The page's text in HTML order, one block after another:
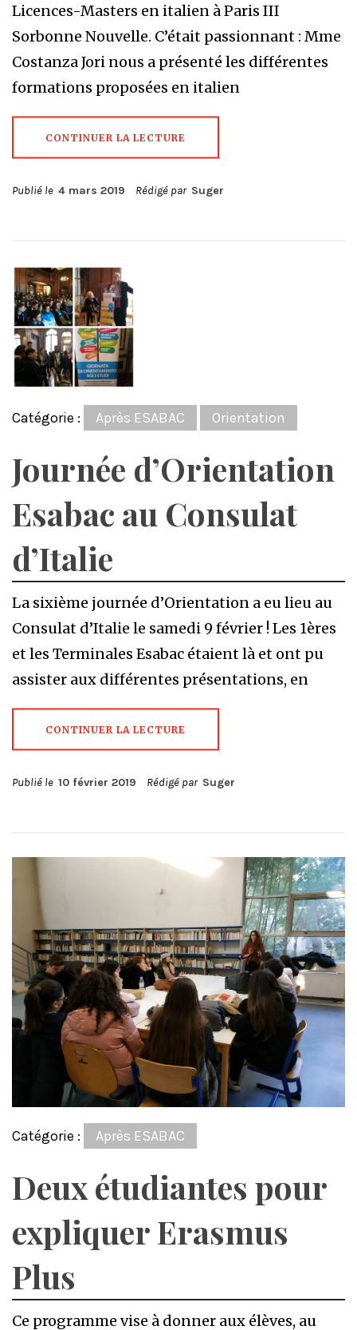
Licences-Masters en italien à Paris III
Sorbonne Nouvelle. C’était passionnant : Mme
Costanza Jori nous a présenté les différentes
formations proposées en italien
CONTINUER LA LECTURE
Publié le 4 mars 2019 Rédigé par Suger
Catégorie : Après ESABAC Orientation
Journée d’Orientation
Esabac au Consulat
d’Italie
La sixième journée d’Orientation a eu lieu au
Consulat d’Italie le samedi 9 février ! Les 1ères
et les Terminales Esabac étaient là et ont pu
assister aux différentes présentations, en
CONTINUER LA LECTURE
Publié le 10 février 2019 Rédigé par Suger
Catégorie : Après ESABAC
Deux étudiantes pour
expliquer Erasmus
Plus
Ce programme vise à donner aux élèves, au